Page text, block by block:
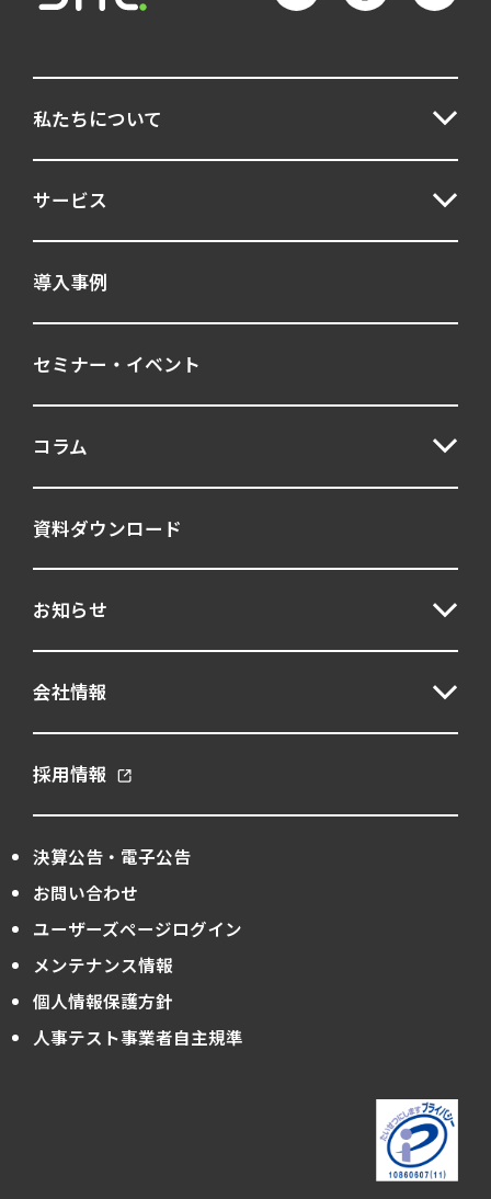
私たちについて
サービス
導入事例
セミナー・イベント
コラム
資料ダウンロード
お知らせ
会社情報
採用情報
決算公告・電子公告
お問い合わせ
ユーザーズページログイン
メンテナンス情報
個人情報保護方針
人事テスト事業者自主規準